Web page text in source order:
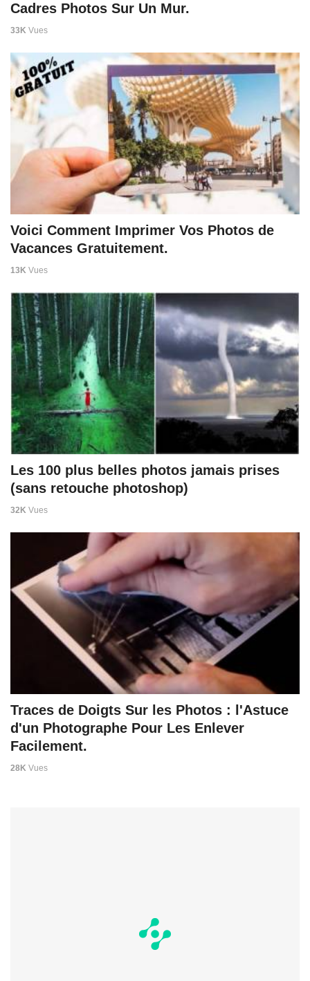
Cadres Photos Sur Un Mur.
33K Vues
Voici Comment Imprimer Vos Photos de
Vacances Gratuitement.
13K Vues
Les 100 plus belles photos jamais prises
(sans retouche photoshop)
32K Vues
Traces de Doigts Sur les Photos : l'Astuce
d'un Photographe Pour Les Enlever
Facilement.
28K Vues